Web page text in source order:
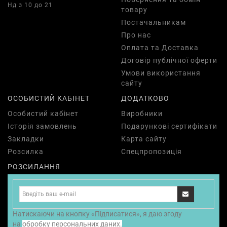
Нд з 10 до 21
товару
Постачальникам
Про нас
Оплата та Доставка
Договір публічної оферти
Умови використання
сайту
ОСОБИСТИЙ КАБІНЕТ
Особистий кабінет
Історія замовлень
Закладки
Розсилка
ДОДАТКОВО
Виробники
Подарункові сертифікати
Карта сайту
Спецпропозиція
РОЗСИЛАННЯ
Натискаючи на кнопку «Підписатися», я даю згоду
на обробку персональних даних.